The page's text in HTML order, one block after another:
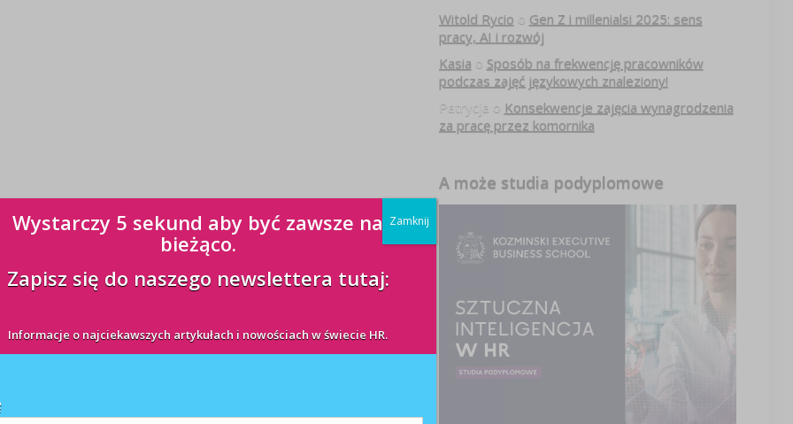
Witold Rycio o Gen Z i millenialsi 2025: sens
pracy, AI i rozwój
Kasia o Sposób na frekwencję pracowników
podczas zajęć językowych znaleziony!
Patrycja o Konsekwencje zajęcia wynagrodzenia
za pracę przez komornika
A może studia podyplomowe
Wystarczy 5 sekund aby być zawsze na
bieżąco.
Zapisz się do naszego newslettera tutaj:
Informacje o najciekawszych artykułach i nowościach w świecie HR.
Zamknij